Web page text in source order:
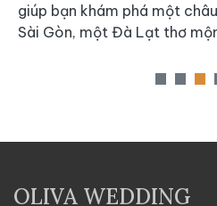
giúp bạn khám phá một
Sài Gòn, một Đà Lạt thơ
trong một phim trường mang
OLIVA WEDDING